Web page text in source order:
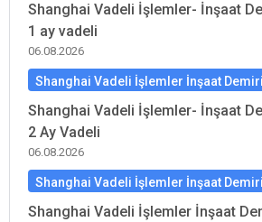
Shanghai Vadeli İşlemler- İnşaat
1 ay vadeli
06.08.2026
Shanghai Vadeli İşlemler İnşaat
Shanghai Vadeli İşlemler- İnşaat
2 Ay Vadeli
06.08.2026
Shanghai Vadeli İşlemler İnşaat
Shanghai Vadeli İşlemler İnşaat